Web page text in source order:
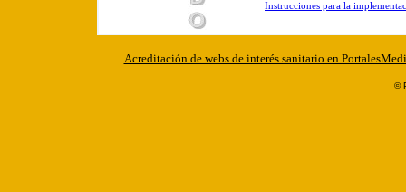
Instrucciones para la
Acreditación de webs de interés sanitario en
©